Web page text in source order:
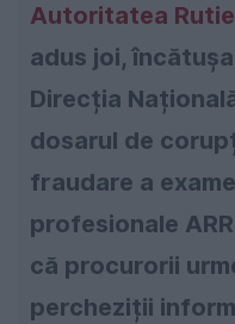
Autoritatea
adus joi,
Direcția
dosarul de
fraudare a
profesionale
că procurorii
percheziții